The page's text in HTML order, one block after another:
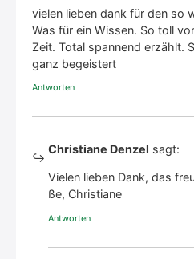
vie­len lie­ben dank für den so
Was für ein Wis­sen. So toll
Zeit. Total span­nend erzählt.
ganz begeis­tert
Antworten
Christiane Denzel sagt:
Vie­len lie­ben Dank, das
ße, Chris­tia­ne
Antworten